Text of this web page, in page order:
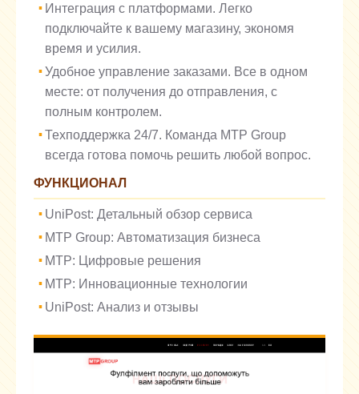
Интеграция с платформами. Легко
подключайте к вашему магазину, экономя
время и усилия.
Удобное управление заказами. Все в одном
месте: от получения до отправления, с
полным контролем.
Техподдержка 24/7. Команда MTP Group
всегда готова помочь решить любой вопрос.
ФУНКЦИОНАЛ
UniPost: Детальный обзор сервиса
MTP Group: Автоматизация бизнеса
MTP: Цифровые решения
MTP: Инновационные технологии
UniPost: Анализ и отзывы